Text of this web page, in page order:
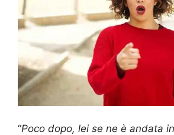
“Poco dopo, lei se ne è andata